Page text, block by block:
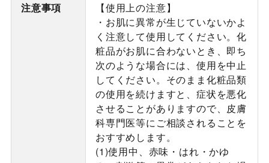
注意事項
【使用上の注意】
・お肌に異常が生じていないかよ
く注意して使用してください。化
粧品がお肌に合わないとき、即ち
次のような場合には、使用を中止
してください。そのまま化粧品類
の使用を続けますと、症状を悪化
させることがありますので、皮膚
科専門医等にご相談されることを
おすすめします。
(1)使用中、赤味・はれ・かゆ